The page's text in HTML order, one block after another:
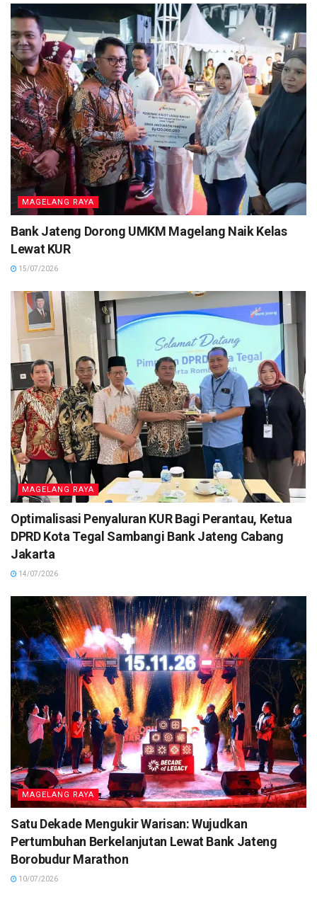
MAGELANG RAYA
Bank Jateng Dorong UMKM Magelang Naik Kelas
Lewat KUR
15/07/2026
MAGELANG RAYA
Optimalisasi Penyaluran KUR Bagi Perantau, Ketua
DPRD Kota Tegal Sambangi Bank Jateng Cabang
Jakarta
14/07/2026
MAGELANG RAYA
Satu Dekade Mengukir Warisan: Wujudkan
Pertumbuhan Berkelanjutan Lewat Bank Jateng
Borobudur Marathon
10/07/2026